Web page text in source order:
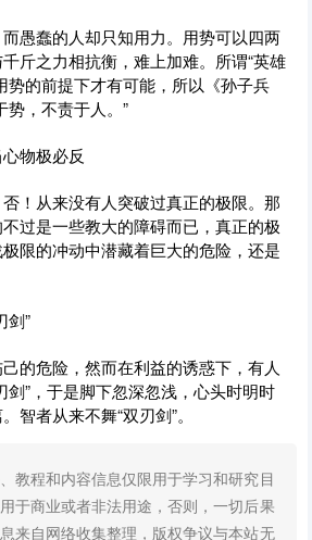
愚蠢的人却只知用力。用势可以四两
斤之力相抗衡，难上加难。所谓“英雄
势的前提下才有可能，所以《孙子兵
势，不责于人。”
物极必反
！从来没有人突破过真正的极限。那
过是一些教大的障碍而已，真正的极
限的冲动中潜藏着巨大的危险，还是
剑”
的危险，然而在利益的诱惑下，有人
剑”，于是脚下忽深忽浅，心头时明时
智者从来不舞“双刃剑”。
教程和内容信息仅限用于学习和研究目
于商业或者非法用途，否则，一切后果
来自网络收集整理，版权争议与本站无